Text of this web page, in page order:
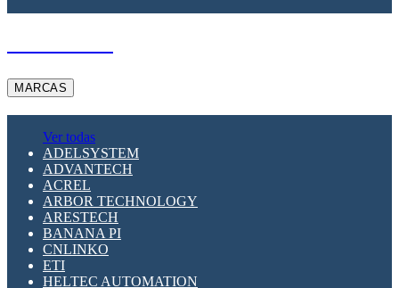
MARCAS
Ver todas
ADELSYSTEM
ADVANTECH
ACREL
ARBOR TECHNOLOGY
ARESTECH
BANANA PI
CNLINKO
ETI
HELTEC AUTOMATION